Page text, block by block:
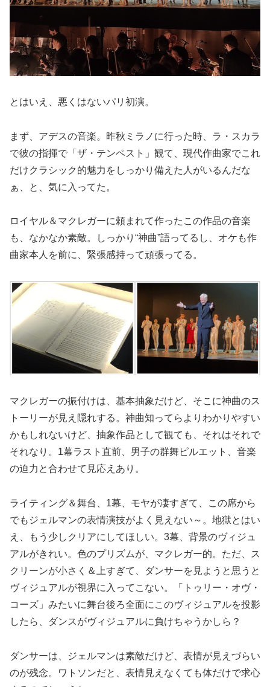
とはいえ、悪くはないパリ初演。
まず、アデスの音楽。昨秋ミラノに行った時、ラ・スカラ
で彼の指揮で「ザ・テンペスト」観て、現代作曲家でこれ
だけクラシック的魅力をしっかり備えた人がいるんだな
ぁ、と、気に入ってた。
ロイヤル＆マクレガーに頼まれて作ったこの作品の音楽
も、なかなか素敵。しっかり“神曲”語ってるし、オケも作
曲家本人を前に、緊張感持って頑張ってる。
マクレガーの振付けは、基本抽象だけど、そこに神曲のス
トーリーが見え隠れする。神曲知ってらよりわかりやすい
かもしれないけど、抽象作品として観ても、それはそれで
それなり。1幕ラスト直前、男子の群舞ピルエット、音楽
の迫力と合わせて見応えあり。
ライティング＆舞台、1幕、モヤが凄すぎて、この席から
でもジェルマンの表情演技がよく見えない～。地獄とはい
え、もう少しクリアにしてほしい。3幕、背景のヴィジュ
アルがきれい。色のプリズムが、マクレガー的。ただ、ス
クリーンが小さく＆上すぎて、ダンサーを見ようと思うと
ヴィジュアルが視界に入ってこない。「トゥリー・オヴ・
コーズ」みたいに舞台後ろ全面にこのヴィジュアルを投影
したら、ダンスがヴィジュアルに負けちゃうかしら？
ダンサーは、ジェルマンは素敵だけど、表情が見えづらい
のが残念。ワトソンだと、表情見えなくても体だけで求心